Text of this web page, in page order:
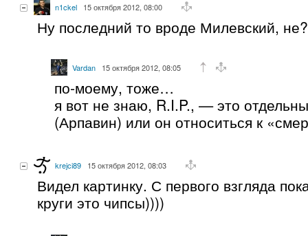
n1ckel 15 октября 2012, 08:00
Ну последний то вроде Милевский,
Vardan 15 октября 2012, 08:05
по-моему, тоже…
я вот не знаю, R.I.P., — это
(Арпавин) или он относиться к
krejci89 15 октября 2012, 08:03
Видел картинку. С первого взгляда
круги это чипсы))))